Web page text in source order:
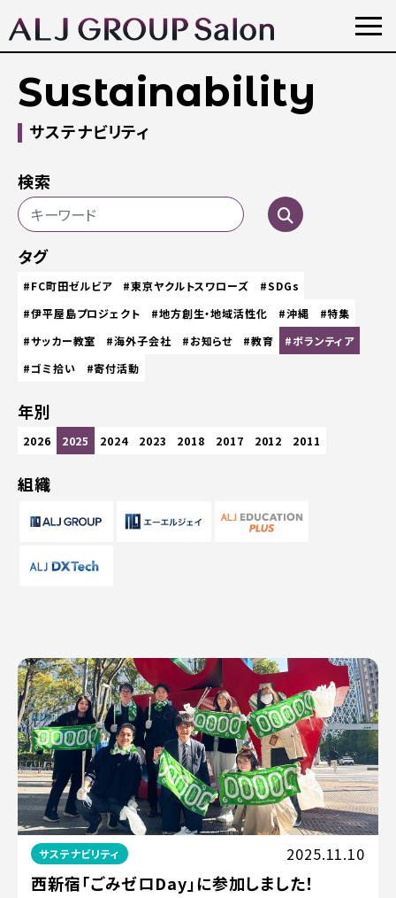
Sustainability
サステナビリティ
検索
タグ
#FC町田ゼルビア #東京ヤクルトスワローズ
#SDGs
#伊平屋島プロジェクト
#地方創生・地域活性化 #沖縄
#特集
#サッカー教室
#海外子会社 #お知らせ #教育
#ボランティア
#ゴミ拾い
#寄付活動
年別
2026 2025 2024 2023 2018 2017 2012 2011
組織
サステナビリティ 2025.11.10
西新宿「ごみゼロDay」に参加しました！